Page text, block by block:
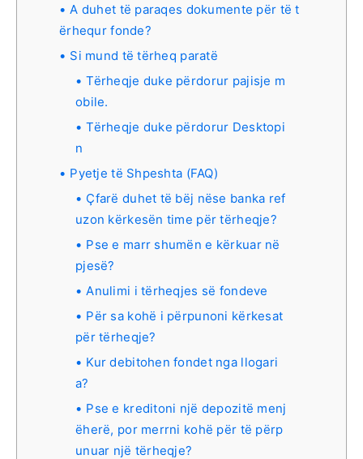
A duhet të paraqes dokumente për të t
ërhequr fonde?
Si mund të tërheq paratë
Tërheqje duke përdorur pajisje m
obile.
Tërheqje duke përdorur Desktopi
n
Pyetje të Shpeshta (FAQ)
Çfarë duhet të bëj nëse banka ref
uzon kërkesën time për tërheqje?
Pse e marr shumën e kërkuar në
pjesë?
Anulimi i tërheqjes së fondeve
Për sa kohë i përpunoni kërkesat
për tërheqje?
Kur debitohen fondet nga llogari
a?
Pse e kreditoni një depozitë menj
ëherë, por merrni kohë për të përp
unuar një tërheqje?